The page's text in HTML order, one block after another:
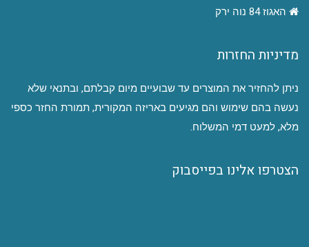
האגוז 84 נוה ירק
מדיניות החזרות
ניתן להחזיר את המוצרים עד שבועיים מיום קבלתם, ובתנאי שלא
נעשה בהם שימוש והם מגיעים באריזה המקורית, תמורת החזר כספי
מלא, למעט דמי המשלוח.
הצטרפו אלינו בפייסבוק